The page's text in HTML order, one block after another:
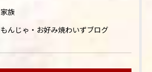
家族
もんじゃ・お好み焼わいずブログ